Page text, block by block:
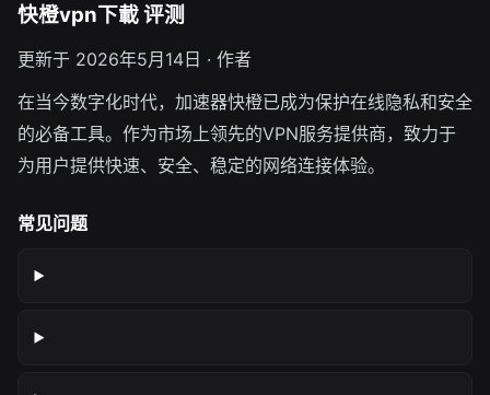
快橙vpn下載 评测
更新于 2026年5月14日 · 作者
在当今数字化时代，加速器快橙已成为保护在线隐私和安全
的必备工具。作为市场上领先的VPN服务提供商，致力于
为用户提供快速、安全、稳定的网络连接体验。
常见问题